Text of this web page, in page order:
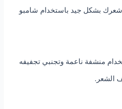
شعرك بشكل جيد باستخدام شامبو
منشفة ناعمة وتجنبي تجفيفه
الشعر.